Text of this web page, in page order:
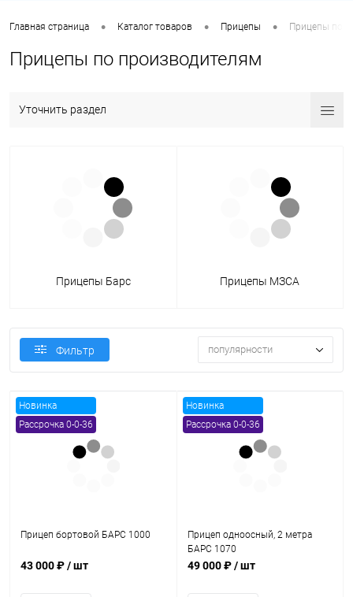
Главная страница • Каталог товаров • Прицепы • Прицепы по
Прицепы по производителям
Уточнить раздел
Прицепы Барс Прицепы МЗСА
Фильтр популярности
Новинка
Рассрочка 0-0-36
Прицеп бортовой БАРС 1000
43 000 ₽/ шт
Новинка
Рассрочка 0-0-36
Прицеп одноосный, 2 метра
БАРС 1070
49 000 ₽/ шт